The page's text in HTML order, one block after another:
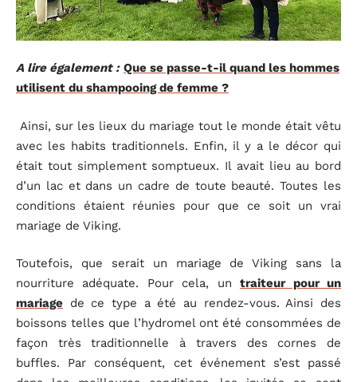
A lire également : Que se passe-t-il quand les hommes
utilisent du shampooing de femme ?
Ainsi, sur les lieux du mariage tout le monde était vêtu
avec les habits traditionnels. Enfin, il y a le décor qui
était tout simplement somptueux. Il avait lieu au bord
d’un lac et dans un cadre de toute beauté. Toutes les
conditions étaient réunies pour que ce soit un vrai
mariage de Viking.
Toutefois, que serait un mariage de Viking sans la
nourriture adéquate. Pour cela, untraiteur pour un
mariage de ce type a été au rendez-vous. Ainsi des
boissons telles que l’hydromel ont été consommées de
façon très traditionnelle à travers des cornes de
buffles. Par conséquent, cet événement s’est passé